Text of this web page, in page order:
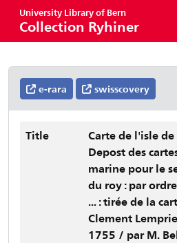
University Library of Bern
Collection Ryhiner
e-rara swisscovery
Title
Carte de l'isle de
Depost des
marine pour le
du roy : par
... : tirée de la
Clement
1755 / par M.